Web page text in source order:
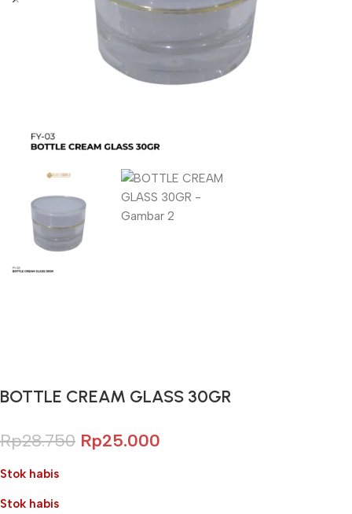
BOTTLE CREAM GLASS 30GR
Rp28.750 Rp25.000
Stok habis
Stok habis